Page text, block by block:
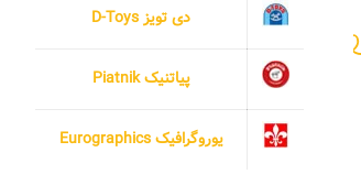
دی تویز D-Toys
پیاتنیک Piatnik
یوروگرافیک Eurographics